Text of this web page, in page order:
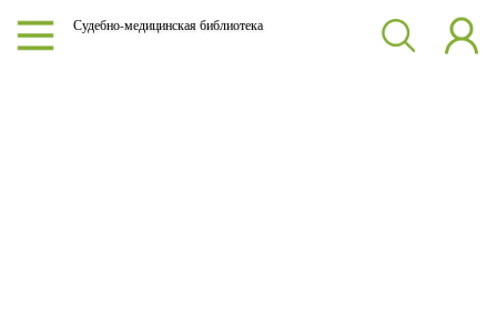
Судебно-медицинская библиотека